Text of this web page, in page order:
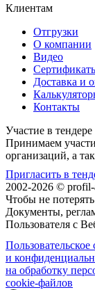
Клиентам
Отгрузки
О компании
Видео
Доставка и
Контакты
Участие в тендере
Принимаем
организаций, а
Пригласить в
2002-2026 © profil-
Чтобы не
Документы,
Пользователя с
Пользовательское
и
на обработку
cookie-файлов